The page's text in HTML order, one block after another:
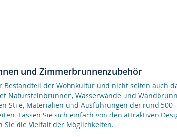
und Zimmerbrunnenzubehör
der Wohnkultur und nicht selten auch
Natursteinbrunnen, Wasserwände und
Stile, Materialien und Ausführungen der rund 500
Lassen Sie sich einfach von den attraktiven
die Vielfalt der Möglichkeiten.